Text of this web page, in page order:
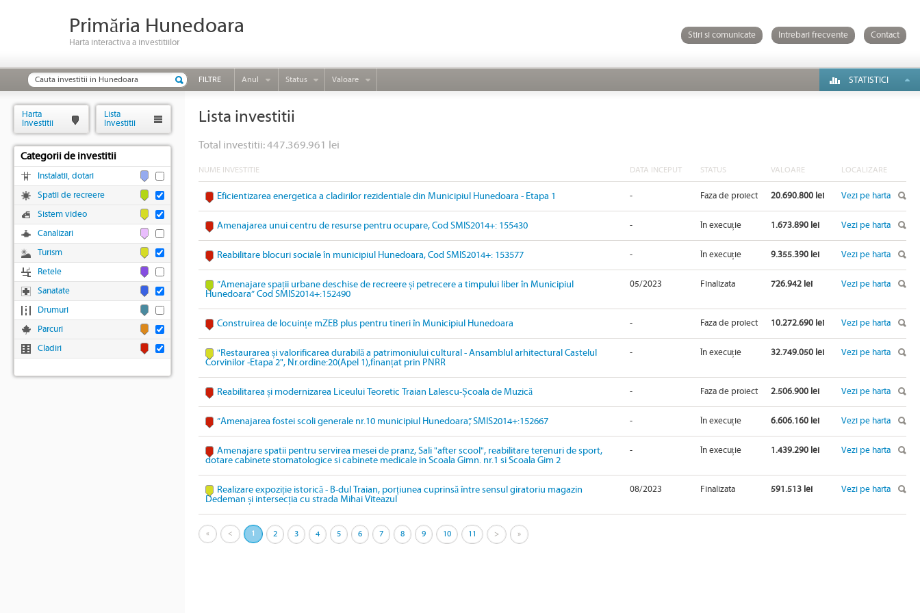
Primăria Hunedoara
Harta interactiva a investitiilor
Stiri si comunicate Intrebari frecvente Contact
FILTRE Anul Status Valoare STATISTICI
Lista investitii
Total investitii: 447.369.961 lei
NUME INVESTITIE DATA INCEPUT STATUS VALOARE LOCALIZARE
Eficientizarea energetica a cladirilor rezidentiale din Municipiul Hunedoara - Etapa 1 - Faza de proiect 20.690.800 lei Vezi pe harta
Amenajarea unui centru de resurse pentru ocupare, Cod SMIS2014+: 155430 - În execuție 1.673.890 lei Vezi pe harta
Reabilitare blocuri sociale în municipiul Hunedoara, Cod SMIS2014+: 153577 - În execuție 9.355.390 lei Vezi pe harta
”Amenajare spații urbane deschise de recreere și petrecere a timpului liber în Municipiul
Hunedoara” Cod SMIS2014+:152490
05/2023 Finalizata 726.942 lei Vezi pe harta
Construirea de locuințe mZEB plus pentru tineri în Municipiul Hunedoara - Faza de proiect 10.272.690 lei Vezi pe harta
"Restaurarea și valorificarea durabilă a patrimoniului cultural - Ansamblul arhitectural Castelul
Corvinilor -Etapa 2", Nr.ordine:20(Apel 1),finanțat prin PNRR
- În execuție 32.749.050 lei Vezi pe harta
Reabilitarea și modernizarea Liceului Teoretic Traian Lalescu-Școala de Muzică - Faza de proiect 2.506.900 lei Vezi pe harta
”Amenajarea fostei scoli generale nr.10 municipiul Hunedoara”, SMIS2014+:152667 - În execuție 6.606.160 lei Vezi pe harta
Amenajare spatii pentru servirea mesei de pranz, Sali "after scool", reabilitare terenuri de sport,
dotare cabinete stomatologice si cabinete medicale in Scoala Gimn. nr.1 si Scoala Gim 2
- În execuție 1.439.290 lei Vezi pe harta
Realizare expoziție istorică - B-dul Traian, porțiunea cuprinsă între sensul giratoriu magazin
Dedeman și intersecția cu strada Mihai Viteazul
08/2023 Finalizata 591.513 lei Vezi pe harta
« < 1 2 3 4 5 6 7 8 9 10 11 > »
Harta
Investitii
Lista
Investitii
Categorii de investitii
Instalatii, dotari
Spatii de recreere
Sistem video
Canalizari
Turism
Retele
Sanatate
Drumuri
Parcuri
Cladiri